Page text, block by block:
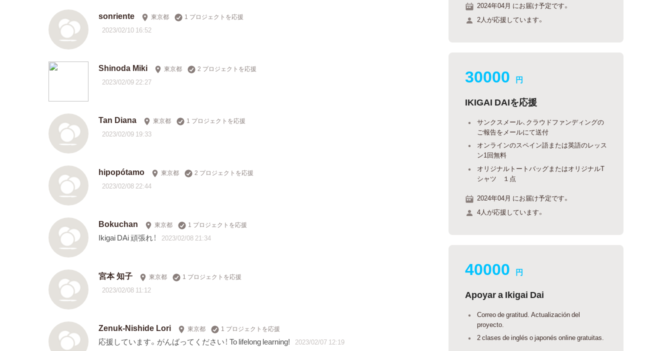
sonriente 東京都 1 プロジェクトを応援
2023/02/10 16:52
Shinoda Miki 東京都 2 プロジェクトを応援
2023/02/09 22:27
Tan Diana 東京都 1 プロジェクトを応援
2023/02/09 19:33
hipopótamo 東京都 2 プロジェクトを応援
2023/02/08 22:44
Bokuchan 東京都 1 プロジェクトを応援
Ikigai DAi 頑張れ！ 2023/02/08 21:34
宮本 知子 東京都 1 プロジェクトを応援
2023/02/08 11:12
Zenuk-Nishide Lori 東京都 1 プロジェクトを応援
応援しています。がんばってください！ To lifelong learning! 2023/02/07 12:19
2024年04月 にお届け予定です。
2人が応援しています。
30000 円
IKIGAI DAIを応援
サンクスメール、クラウドファンディングの
ご報告をメールにて送付
オンラインのスペイン語または英語のレッス
ン1回無料
オリジナルトートバッグまたはオリジナルT
シャツ １点
2024年04月 にお届け予定です。
4人が応援しています。
40000 円
Apoyar a Ikigai Dai
Correo de gratitud. Actualización del
proyecto.
2 clases de inglés o japonés online gratuitas.